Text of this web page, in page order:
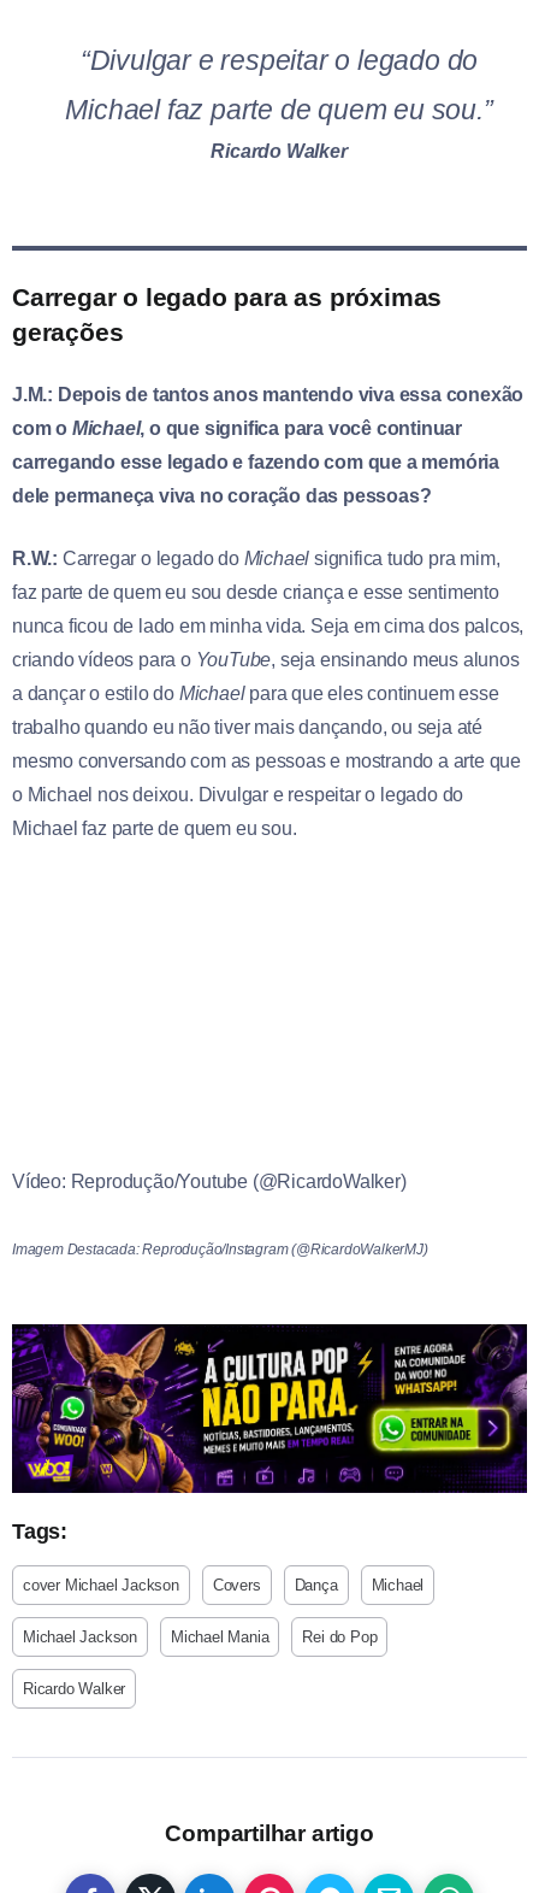
“Divulgar e respeitar o legado do
Michael faz parte de quem eu sou.”
Ricardo Walker
Carregar o legado para as próximas
gerações
J.M.: Depois de tantos anos mantendo viva essa conexão
com o Michael, o que significa para você continuar
carregando esse legado e fazendo com que a memória
dele permaneça viva no coração das pessoas?
R.W.: Carregar o legado do Michael significa tudo pra mim,
faz parte de quem eu sou desde criança e esse sentimento
nunca ficou de lado em minha vida. Seja em cima dos palcos,
criando vídeos para oYouTube, seja ensinando meus alunos
a dançar o estilo do Michael para que eles continuem esse
trabalho quando eu não tiver mais dançando, ou seja até
mesmo conversando com as pessoas e mostrando a arte que
o Michael nos deixou. Divulgar e respeitar o legado do
Michael faz parte de quem eu sou.
Vídeo: Reprodução/Youtube (@RicardoWalker)
Imagem Destacada: Reprodução/Instagram (@RicardoWalkerMJ)
Tags:
cover Michael Jackson Covers Dança Michael
Michael Jackson Michael Mania Rei do Pop
Ricardo Walker
Compartilhar artigo